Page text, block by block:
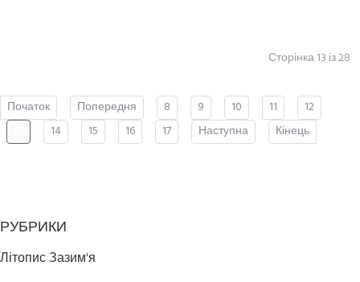
Сторінка 13 із 28
Початок Попередня 8 9 10 11
12
14 15 16 17 Наступна Кінець
РУБРИКИ
Літопис Зазим'я